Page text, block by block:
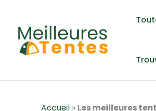
contenu
Accueil » Les meilleures